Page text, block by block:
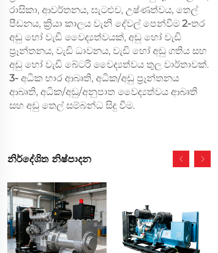
රාසිකා, ආවර්තනය, ඝැටළුව, උෂ්ණත්වය, තෙල්
පීඩනය, ක්‍රියා කාලය වැනි දේවල් පෙන්වීම 2-තර
අඩු හෝ වැඩි වෛද්‍යත්වයක්, අඩු හෝ වැඩි
ප්‍රෑන්තනය, වැඩි ධාවනය, වැඩි හෝ අඩු ගතිය සහ
3- අධික භාර ආබෘති, අධික/අඩු ප්‍රෑන්තනය
ආබෘති, අධික/අඩු/අනුපාත වෛද්‍යත්වය ආබෘති
සහ අඩු තෙල් සම්බන්ධ සිදු වීම.
නිර්දේශිත නිෂ්පාදන